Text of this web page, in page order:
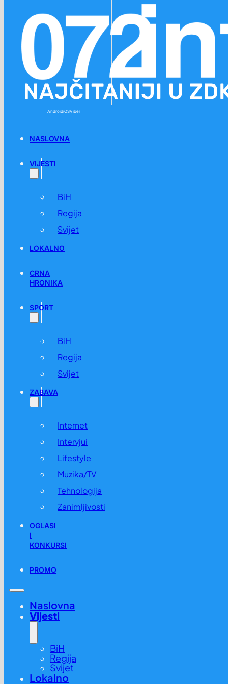
AndroidiOSViber
NASLOVNA
VIJESTI
BiH
Regija
Svijet
LOKALNO
CRNA
HRONIKA
SPORT
BiH
Regija
Svijet
ZABAVA
Internet
Intervjui
Lifestyle
Muzika/TV
Tehnologija
Zanimljivosti
OGLASI
I
KONKURSI
PROMO
Naslovna
Vijesti
BiH
Regija
Svijet
Lokalno